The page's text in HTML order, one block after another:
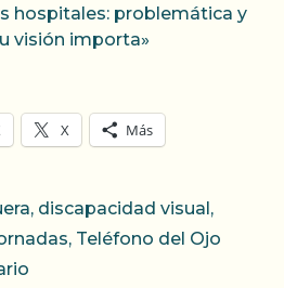
hospitales: problemática y
visión importa»
X Más
, discapacidad visual ,
, Teléfono del Ojo